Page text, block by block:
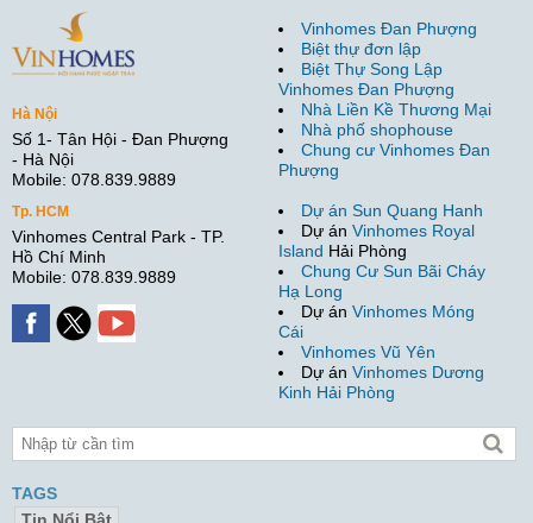
Hà Nội
Số 1- Tân Hội - Đan Phượng
- Hà Nội
Mobile: 078.839.9889
Tp. HCM
Vinhomes Central Park - TP.
Hồ Chí Minh
Mobile: 078.839.9889
Vinhomes Đan Phượng
Biệt thự đơn lập
Biệt Thự Song Lập
Vinhomes Đan Phượng
Nhà Liền Kề Thương Mại
Nhà phố shophouse
Chung cư Vinhomes Đan
Phượng
Dự án Sun Quang Hanh
Dự án Vinhomes Royal
Island Hải Phòng
Chung Cư Sun Bãi Cháy
Hạ Long
Dự án Vinhomes Móng
Cái
Vinhomes Vũ Yên
Dự án Vinhomes Dương
Kinh Hải Phòng
TAGS